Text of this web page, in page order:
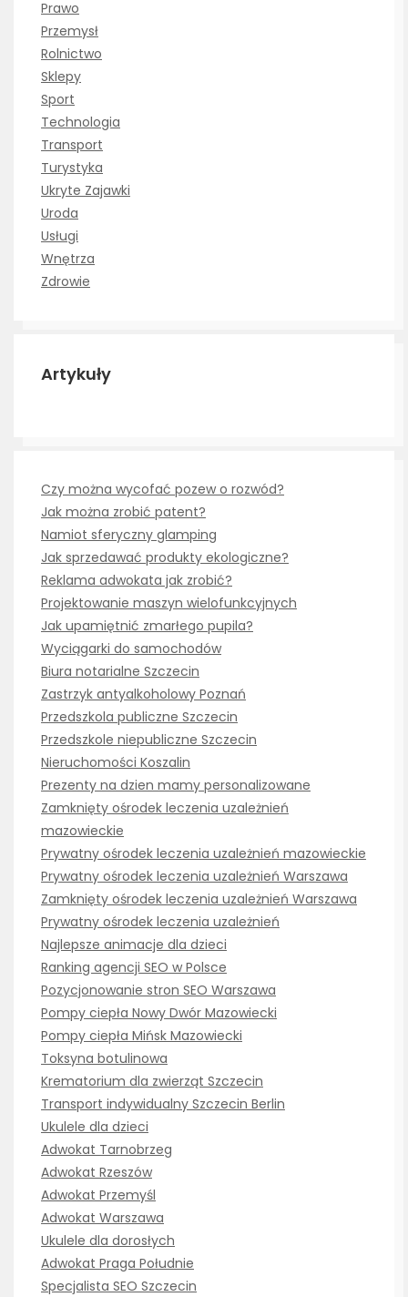
Prawo
Przemysł
Rolnictwo
Sklepy
Sport
Technologia
Transport
Turystyka
Ukryte Zajawki
Uroda
Usługi
Wnętrza
Zdrowie
Artykuły
Czy można wycofać pozew o rozwód?
Jak można zrobić patent?
Namiot sferyczny glamping
Jak sprzedawać produkty ekologiczne?
Reklama adwokata jak zrobić?
Projektowanie maszyn wielofunkcyjnych
Jak upamiętnić zmarłego pupila?
Wyciągarki do samochodów
Biura notarialne Szczecin
Zastrzyk antyalkoholowy Poznań
Przedszkola publiczne Szczecin
Przedszkole niepubliczne Szczecin
Nieruchomości Koszalin
Prezenty na dzien mamy personalizowane
Zamknięty ośrodek leczenia uzależnień
mazowieckie
Prywatny ośrodek leczenia uzależnień mazowieckie
Prywatny ośrodek leczenia uzależnień Warszawa
Zamknięty ośrodek leczenia uzależnień Warszawa
Prywatny ośrodek leczenia uzależnień
Najlepsze animacje dla dzieci
Ranking agencji SEO w Polsce
Pozycjonowanie stron SEO Warszawa
Pompy ciepła Nowy Dwór Mazowiecki
Pompy ciepła Mińsk Mazowiecki
Toksyna botulinowa
Krematorium dla zwierząt Szczecin
Transport indywidualny Szczecin Berlin
Ukulele dla dzieci
Adwokat Tarnobrzeg
Adwokat Rzeszów
Adwokat Przemyśl
Adwokat Warszawa
Ukulele dla dorosłych
Adwokat Praga Południe
Specjalista SEO Szczecin